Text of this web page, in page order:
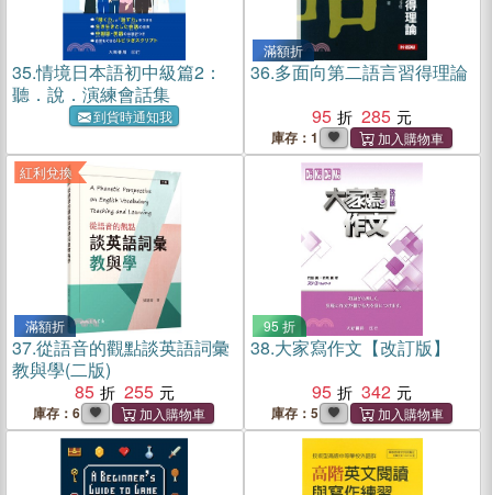
35.情境日本語初中級篇2：
聽．說．演練會話集
到貨時通知我
滿額折
36.多面向第二語言習得理論
95
285
庫存：1
紅利兌換
滿額折
37.從語音的觀點談英語詞彙
教與學(二版)
85
255
庫存：6
95 折
38.大家寫作文【改訂版】
95
342
庫存：5